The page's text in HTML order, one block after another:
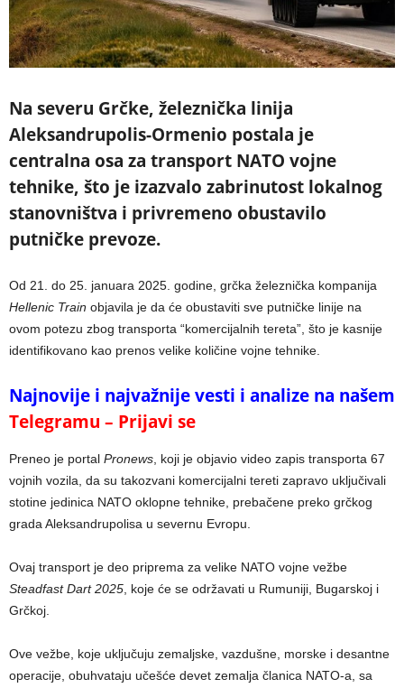
Na severu Grčke, železnička linija
Aleksandrupolis-Ormenio postala je
centralna osa za transport NATO vojne
tehnike, što je izazvalo zabrinutost lokalnog
stanovništva i privremeno obustavilo
putničke prevoze.
Od 21. do 25. januara 2025. godine, grčka železnička kompanija
Hellenic Train objavila je da će obustaviti sve putničke linije na
ovom potezu zbog transporta “komercijalnih tereta”, što je kasnije
identifikovano kao prenos velike količine vojne tehnike.
Najnovije i najvažnije vesti i analize na našem
Telegramu – Prijavi se
Preneo je portal Pronews , koji je objavio video zapis transporta 67
vojnih vozila, da su takozvani komercijalni tereti zapravo uključivali
stotine jedinica NATO oklopne tehnike, prebačene preko grčkog
grada Aleksandrupolisa u severnu Evropu.
Ovaj transport je deo priprema za velike NATO vojne vežbe
Steadfast Dart 2025 , koje će se održavati u Rumuniji, Bugarskoj i
Grčkoj.
Ove vežbe, koje uključuju zemaljske, vazdušne, morske i desantne
operacije, obuhvataju učešće devet zemalja članica NATO-a, sa